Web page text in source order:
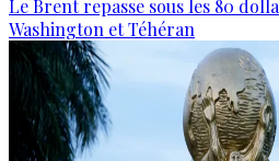
Le Brent repasse sous les 80
Washington et Téhéran